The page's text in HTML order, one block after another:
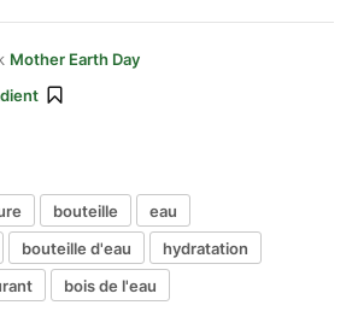
Mother Earth Day
bouteille
eau
bouteille d'eau
hydratation
bois de l'eau